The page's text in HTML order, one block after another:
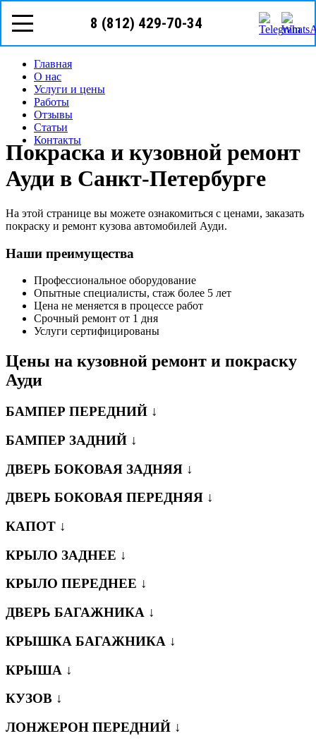
8 (812) 429-70-34
8 (812)
телефон в г. Санкт-Петербург
Режим работы: с пн-вс (1000- 2000)Предварительная запись
Главная
О нас
Услуги и цены
Работы
Отзывы
Статьи
Контакты
Покраска и кузовной ремонт
Ауди в Санкт-Петербурге
На этой странице вы можете ознакомиться с ценами, заказать
покраску и ремонт кузова автомобилей Ауди.
Наши преимущества
Профессиональное оборудование
Опытные специалисты, стаж более 5 лет
Цена не меняется в процессе работ
Срочный ремонт от 1 дня
Услуги сертифицированы
Цены на кузовной ремонт и покраску
Ауди
БАМПЕР ПЕРЕДНИЙ ↓
БАМПЕР ЗАДНИЙ ↓
ДВЕРЬ БОКОВАЯ ЗАДНЯЯ ↓
ДВЕРЬ БОКОВАЯ ПЕРЕДНЯЯ ↓
КАПОТ ↓
КРЫЛО ЗАДНЕЕ ↓
КРЫЛО ПЕРЕДНЕЕ ↓
ДВЕРЬ БАГАЖНИКА ↓
КРЫШКА БАГАЖНИКА ↓
КРЫША ↓
КУЗОВ ↓
ЛОНЖЕРОН ПЕРЕДНИЙ ↓